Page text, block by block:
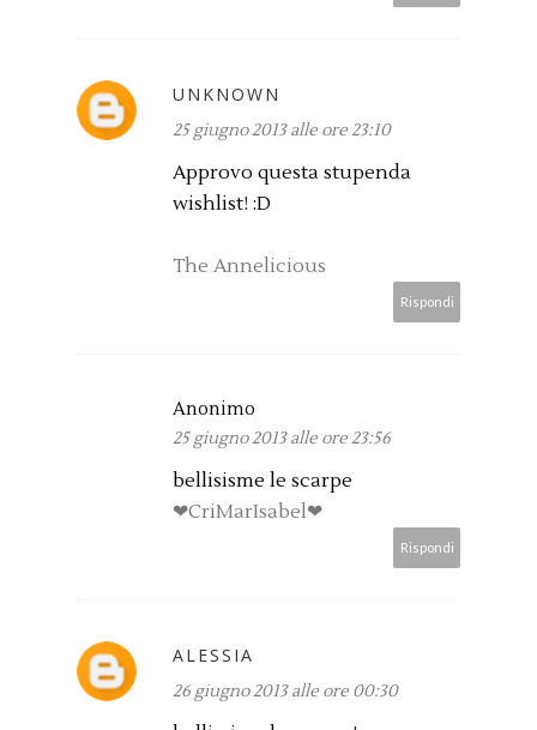
UNKNOWN
25 giugno 2013 alle ore 23:10
Approvo questa stupenda
wishlist! :D
The Annelicious
Rispondi
Anonimo
25 giugno 2013 alle ore 23:56
bellisisme le scarpe
❤CriMarIsabel❤
Rispondi
ALESSIA
26 giugno 2013 alle ore 00:30